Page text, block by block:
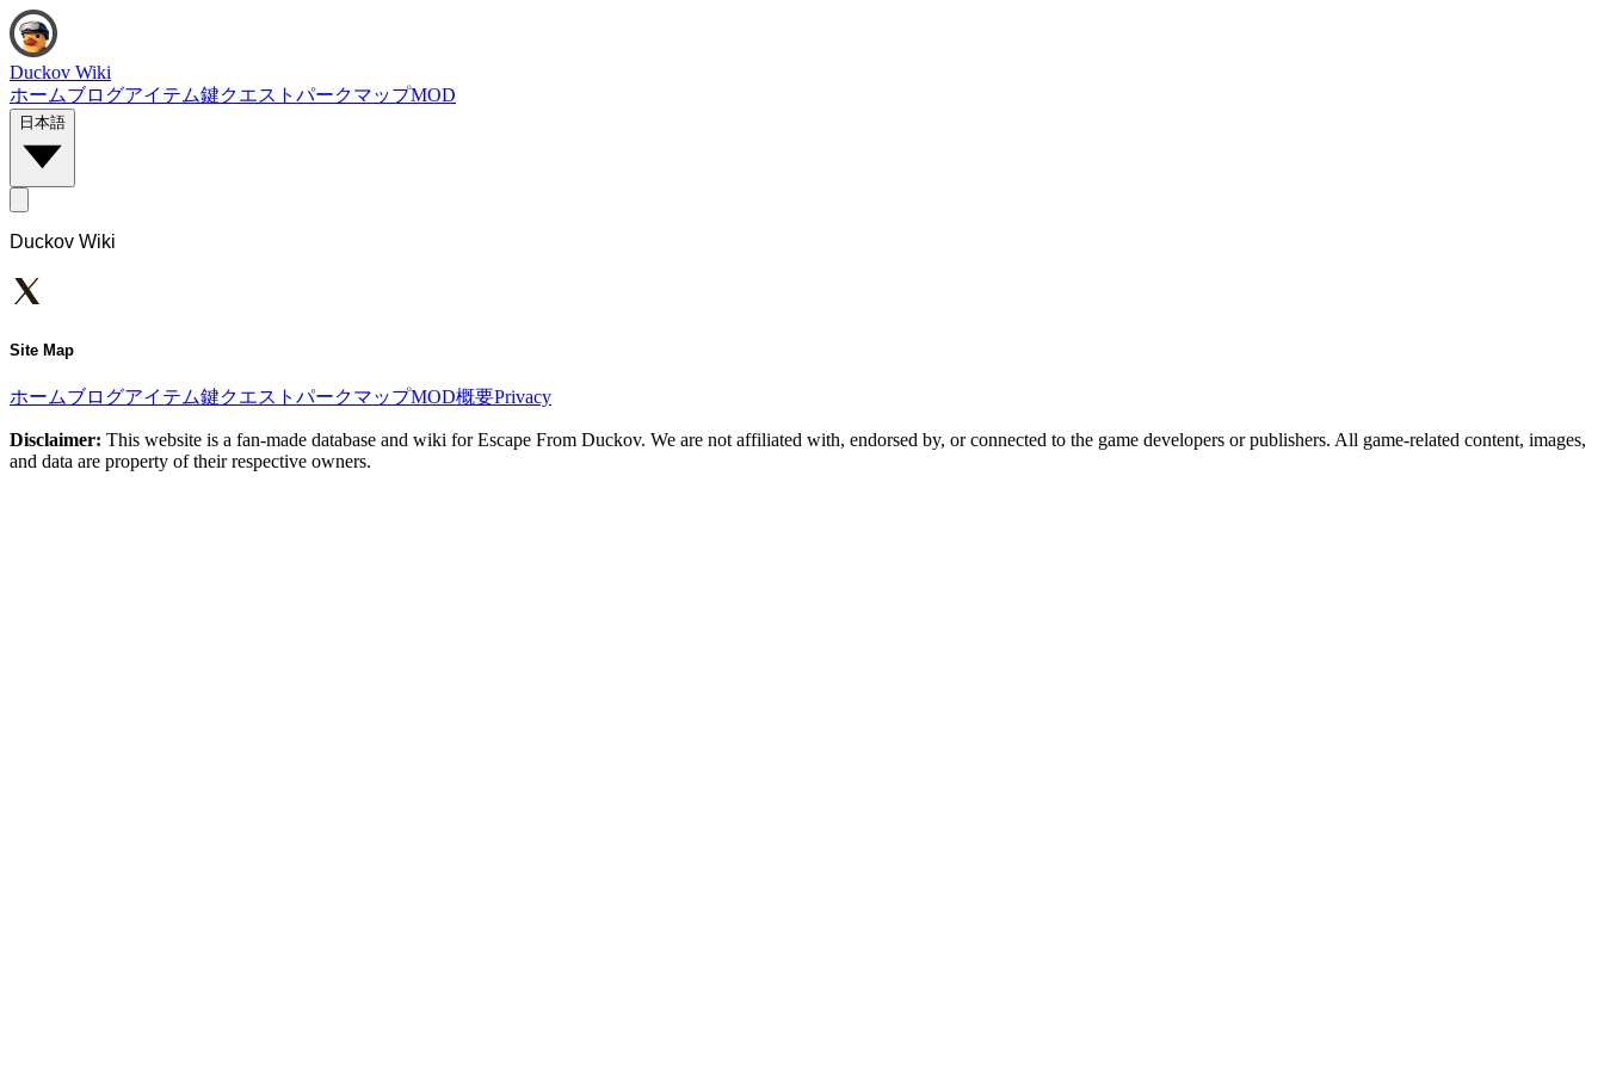
Duckov Wiki
ホームブログアイテム鍵クエスト パークマップMOD
日本語
Duckov Wiki
Site Map
ホームブログアイテム鍵クエスト パークマップMOD概要Privacy
Disclaimer: This website is a fan-made database and wiki for Escape From Duckov. We are not affiliated with, endorsed by, or connected to the game developers or publishers. All game-related content, images,
and data are property of their respective owners.